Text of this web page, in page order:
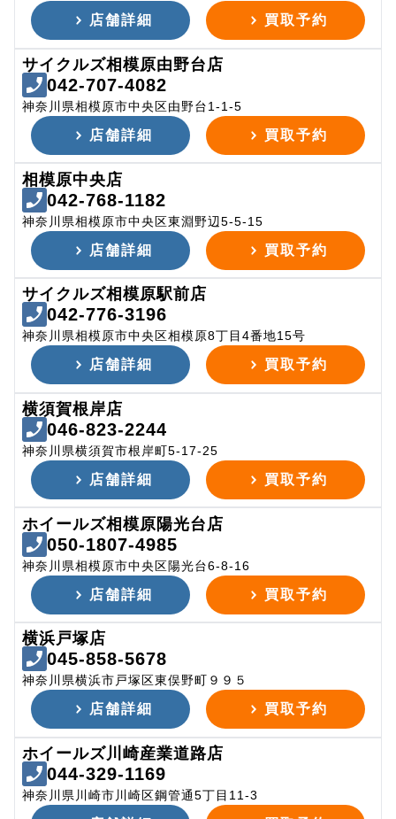
店舗詳細 買取予約
サイクルズ相模原由野台店
042-707-4082
神奈川県相模原市中央区由野台1-1-5
店舗詳細 買取予約
相模原中央店
042-768-1182
神奈川県相模原市中央区東淵野辺5-5-15
店舗詳細 買取予約
サイクルズ相模原駅前店
042-776-3196
神奈川県相模原市中央区相模原8丁目4番地15号
店舗詳細 買取予約
横須賀根岸店
046-823-2244
神奈川県横須賀市根岸町5-17-25
店舗詳細 買取予約
ホイールズ相模原陽光台店
050-1807-4985
神奈川県相模原市中央区陽光台6-8-16
店舗詳細 買取予約
横浜戸塚店
045-858-5678
神奈川県横浜市戸塚区東俣野町９９５
店舗詳細 買取予約
ホイールズ川崎産業道路店
044-329-1169
神奈川県川崎市川崎区鋼管通5丁目11-3